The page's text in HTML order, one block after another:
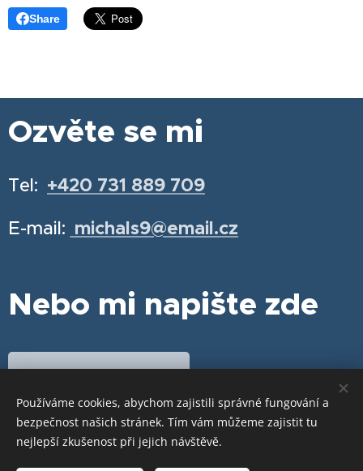
Share
Ozvěte se mi
Tel: +420 731 889 709
E-mail: michals9@email.cz
Nebo mi napište zde
Cookies
Používáme cookies, abychom zajistili správné fungování a
bezpečnost našich stránek. Tím vám můžeme zajistit tu
nejlepší zkušenost při jejich návštěvě.